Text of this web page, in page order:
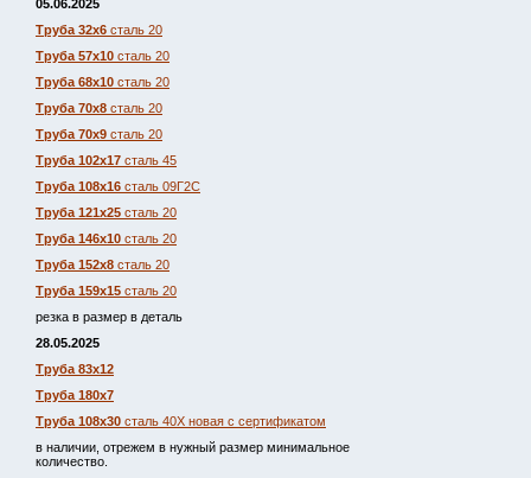
05.06.2025
Труба 32х6 сталь 20
Труба 57х10 сталь 20
Труба 68х10 сталь 20
Труба 70х8 сталь 20
Труба 70х9 сталь 20
Труба 102х17 сталь 45
Труба 108х16 сталь 09Г2С
Труба 121х25 сталь 20
Труба 146х10 сталь 20
Труба 152х8 сталь 20
Труба 159х15 сталь 20
резка в размер в деталь
28.05.2025
Труба 83х12
Труба 180х7
Труба 108х30 сталь 40Х новая с сертификатом
в наличии, отрежем в нужный размер минимальное
количество.